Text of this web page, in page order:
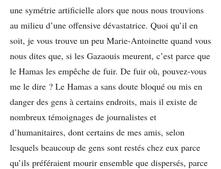
une symétrie artificielle alors que nous nous trouvions
au milieu d’une offensive dévastatrice. Quoi qu’il en
soit, je vous trouve un peu Marie-Antoinette quand vous
nous dites que, si les Gazaouis meurent, c’est parce que
le Hamas les empêche de fuir. De fuir où, pouvez-vous
me le dire ? Le Hamas a sans doute bloqué ou mis en
danger des gens à certains endroits, mais il existe de
nombreux témoignages de journalistes et
d’humanitaires, dont certains de mes amis, selon
lesquels beaucoup de gens sont restés chez eux parce
qu’ils préféraient mourir ensemble que dispersés, parce